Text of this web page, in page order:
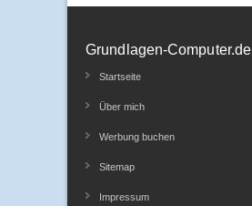
Grundlagen-Computer.de
Startseite
Über mich
Werbung buchen
Sitemap
Impressum